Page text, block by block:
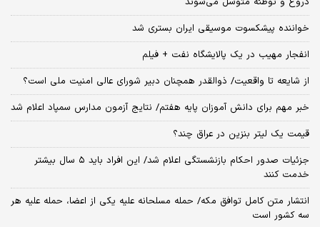
خواننده پیشکسوت موسیقی ایران بستری شد
انفجار مهیب در یک پالایشگاه نفت + فیلم
از شایعه تا واقعیت/ ذوالقدر همچنان دبیر شورای ‌عالی امنیت ملی است؟
خبر مهم برای دانش آموزان پایه هفتم/ نتایج آزمون مدارس سمپاد اعلام شد
قیمت یک لیتر بنزین در عراق چند؟
جزئیات صدور احکام بازنشستگی اعلام شد/ این افراد باید ۵ سال بیشتر
خدمت کنند
انتشار متن کامل توافق مکه/ حمله مسلحانه علیه یکی از اعضا، حمله علیه هر
سه کشور است